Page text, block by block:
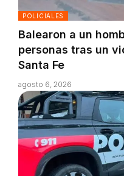
POLICIALES
Balearon a un
personas tras un
Santa Fe
agosto 6, 2026